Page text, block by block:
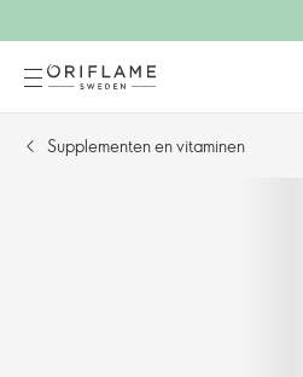
Supplementen en vitaminen